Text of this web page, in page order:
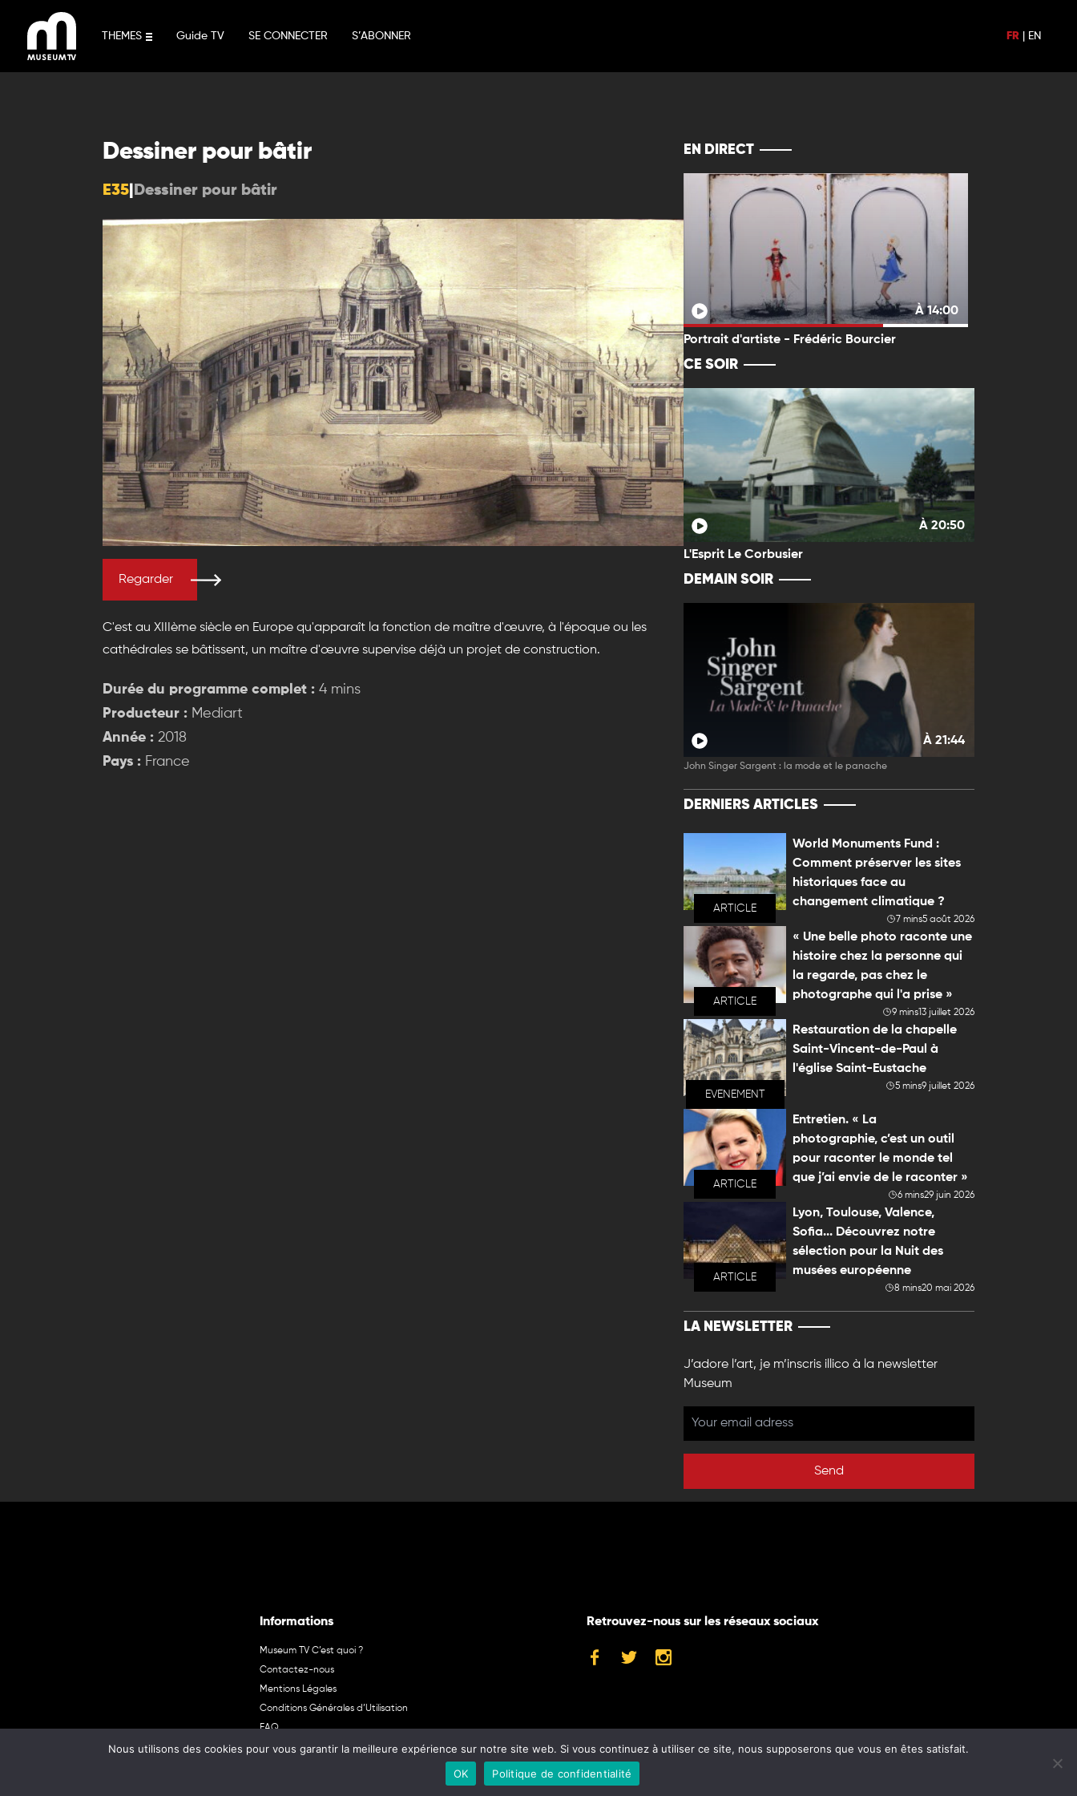
contenu
THEMES Guide TV SE CONNECTER S’ABONNER FR EN
Dessiner pour bâtir
E35 Dessiner pour bâtir
Regarder
C'est au XIIIème siècle en Europe qu'apparaît la fonction de maître d'œuvre, à l'époque ou les
cathédrales se bâtissent, un maître d'œuvre supervise déjà un projet de construction.
Durée du programme complet : 4 mins
Producteur : Mediart
Année : 2018
Pays : France
EN DIRECT
À 14:00
Portrait d'artiste - Frédéric Bourcier
CE SOIR
À 20:50
L'Esprit Le Corbusier
DEMAIN SOIR
À 21:44
John Singer Sargent : la mode et le panache
DERNIERS ARTICLES
ARTICLE
World Monuments Fund :
Comment préserver les sites
historiques face au
changement climatique ?
7 mins5 août 2026
ARTICLE
« Une belle photo raconte une
histoire chez la personne qui
la regarde, pas chez le
photographe qui l'a prise »
9 mins13 juillet 2026
EVENEMENT
Restauration de la chapelle
Saint-Vincent-de-Paul à
l'église Saint-Eustache
5 mins9 juillet 2026
ARTICLE
Entretien. « La
photographie, c’est un outil
pour raconter le monde tel
que j’ai envie de le raconter »
6 mins29 juin 2026
ARTICLE
Lyon, Toulouse, Valence,
Sofia... Découvrez notre
sélection pour la Nuit des
musées européenne
8 mins20 mai 2026
LA NEWSLETTER
J’adore l’art, je m’inscris illico à la newsletter
Museum
Send
Informations
Museum TV C’est quoi ?
Contactez-nous
Mentions Légales
Conditions Générales d’Utilisation
FAQ
Retrouvez-nous sur les réseaux sociaux
Nous utilisons des cookies pour vous garantir la meilleure expérience sur notre site web. Si vous continuez à utiliser ce site, nous supposerons que vous en êtes satisfait.
OK
Politique de confidentialité